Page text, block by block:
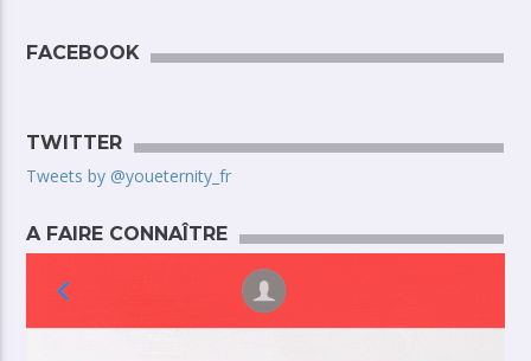
FACEBOOK
TWITTER
Tweets by @youeternity_fr
A FAIRE CONNAÎTRE